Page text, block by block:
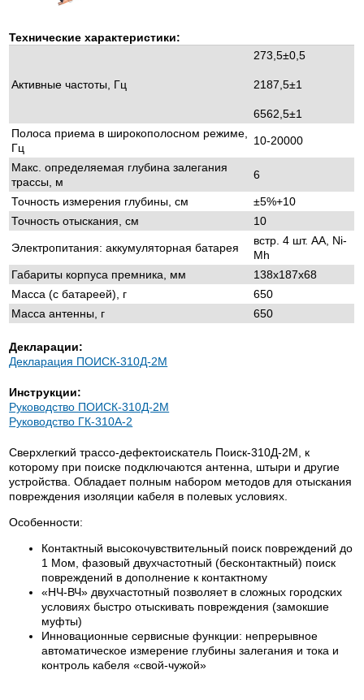
Технические характеристики:
Активные частоты, Гц
273,5±0,5
2187,5±1
6562,5±1
Полоса приема в широкополосном режиме,
Гц
10-20000
Макс. определяемая глубина залегания
трассы, м
6
Точность измерения глубины, см
±5%+10
Точность отыскания, см
10
Электропитания: аккумуляторная батарея
встр. 4 шт. АА, Ni-
Mh
Габариты корпуса премника, мм
138х187х68
Масса (с батареей), г
650
Масса антенны, г
650
Декларации:
Декларация ПОИСК-310Д-2М
Инструкции:
Руководство ПОИСК-310Д-2М
Руководство ГК-310А-2
Сверхлегкий трассо-дефектоискатель Поиск-310Д-2М, к
которому при поиске подключаются антенна, штыри и другие
устройства. Обладает полным набором методов для отыскания
повреждения изоляции кабеля в полевых условиях.
Особенности:
Контактный высокочувствительный поиск повреждений до
1 Мом, фазовый двухчастотный (бесконтактный) поиск
повреждений в дополнение к контактному
«НЧ-ВЧ» двухчастотный позволяет в сложных городских
условиях быстро отыскивать повреждения (замокшие
муфты)
Инновационные сервисные функции: непрерывное
автоматическое измерение глубины залегания и тока и
контроль кабеля «свой-чужой»